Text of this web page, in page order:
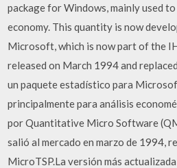
package for Windows, mainly used
economy. This quantity is now
Microsoft, which is now part of the
released on March 1994 and
un paquete estadístico para
principalmente para análisis
por Quantitative Micro Software
salió al mercado en marzo de 1994,
MicroTSP.La versión más